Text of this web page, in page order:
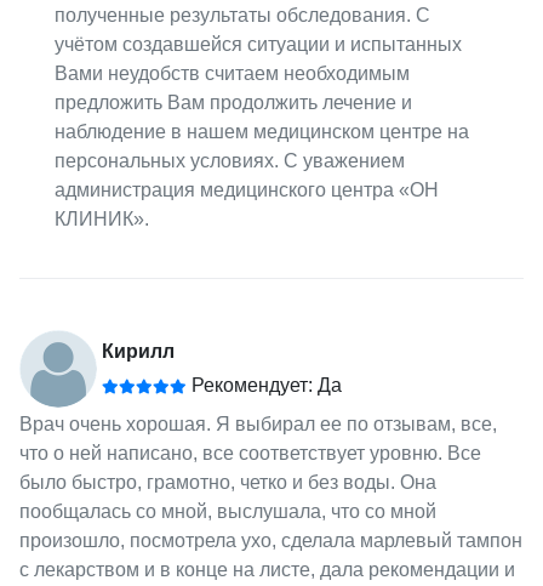
полученные результаты обследования. С
учётом создавшейся ситуации и испытанных
Вами неудобств считаем необходимым
предложить Вам продолжить лечение и
наблюдение в нашем медицинском центре на
персональных условиях. С уважением
администрация медицинского центра «ОН
КЛИНИК».
Кирилл
Рекомендует: Да
Врач очень хорошая. Я выбирал ее по отзывам, все,
что о ней написано, все соответствует уровню. Все
было быстро, грамотно, четко и без воды. Она
пообщалась со мной, выслушала, что со мной
произошло, посмотрела ухо, сделала марлевый тампон
с лекарством и в конце на листе, дала рекомендации и